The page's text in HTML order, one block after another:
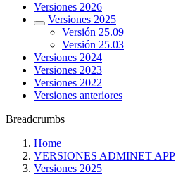
Versiones 2026
Versiones 2025
Versión 25.09
Versión 25.03
Versiones 2024
Versiones 2023
Versiones 2022
Versiones anteriores
Breadcrumbs
Home
VERSIONES ADMINET APP
Versiones 2025